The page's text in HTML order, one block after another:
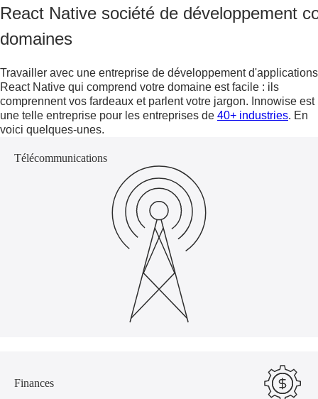
React Native société de développement
domaines
Travailler avec une entreprise de développement d'applications
React Native qui comprend votre domaine est facile : ils
comprennent vos fardeaux et parlent votre jargon. Innowise est
une telle entreprise pour les entreprises de 40+ industries. En
voici quelques-unes.
Télécommunications
Finances